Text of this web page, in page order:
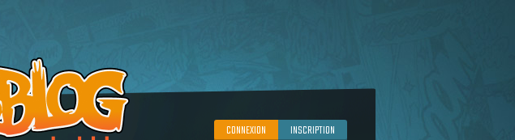
CONNEXION INSCRIPTION